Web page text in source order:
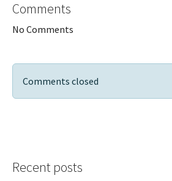
Comments
No Comments
Comments closed
Recent posts